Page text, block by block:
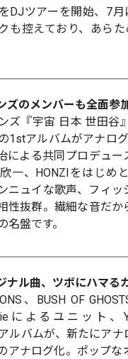
DJツアーを開始、7
も控えており、あら
ズのメンバーも全面参
ズ『宇宙 日本 世田谷
1stアルバムがアナロ
による共同プロデュ
一、HONZIをはじめ
ニュイな歌声、フィ
性抜群。繊細な音だ
名盤です。
ナル曲、ツボにハマる
、BUSH OF
によるユニット、
ルバムが、新たにア
アナログ化。ポップ